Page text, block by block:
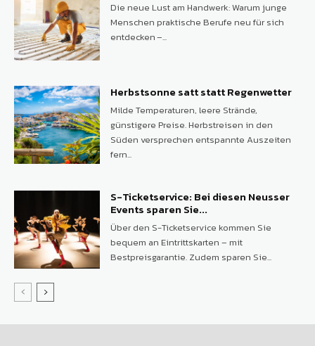
Die neue Lust am Handwerk: Warum junge
Menschen praktische Berufe neu für sich
entdecken –...
Herbstsonne satt statt Regenwetter
Milde Temperaturen, leere Strände,
günstigere Preise. Herbstreisen in den
Süden versprechen entspannte Auszeiten
fern...
S-Ticketservice: Bei diesen Neusser
Events sparen Sie...
Über den S-Ticketservice kommen Sie
bequem an Eintrittskarten – mit
Bestpreisgarantie. Zudem sparen Sie...